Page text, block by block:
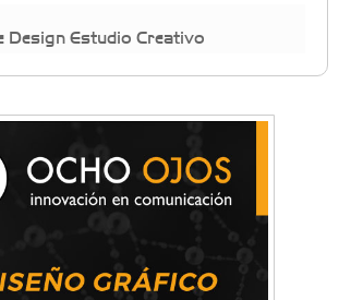
Design Estudio Creativo
Chiche
Mindfullness - Psicología -
Emocional - Coaching
Alejandro Sánchez